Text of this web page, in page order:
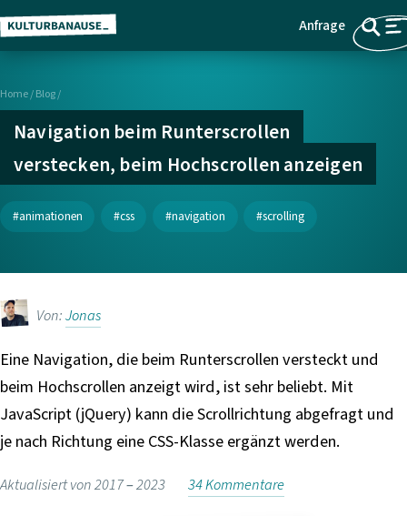
Z
u
H
l
t
s
p
r
i
n
e
Menü
Anfrage
Home/Blog /
Navigation beim Runterscrollen
verstecken, beim Hochscrollen anzeigen
animationen css navigation scrolling
Von:Jonas
Eine Navigation, die beim Runterscrollen versteckt und
beim Hochscrollen anzeigt wird, ist sehr beliebt. Mit
JavaScript (jQuery) kann die Scrollrichtung abgefragt und
je nach Richtung eine CSS-Klasse ergänzt werden.
Aktualisiert von 2017 –2023 34 Kommentare